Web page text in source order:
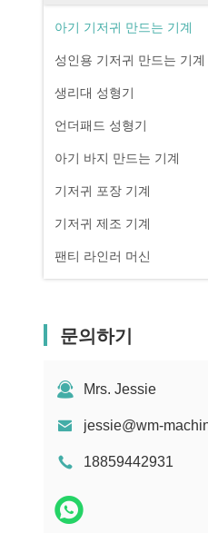
아기 기저귀 만드는 기계
성인용 기저귀 만드는 기계
생리대 성형기
언더패드 성형기
아기 바지 만드는 기계
기저귀 포장 기계
기저귀 제조 기계
팬티 라인러 머신
문의하기
Mrs. Jessie
jessie@wm-
18859442931